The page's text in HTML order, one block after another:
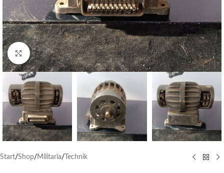
Klick zum Vergrößern
Start/Shop/ Militaria/ Technik